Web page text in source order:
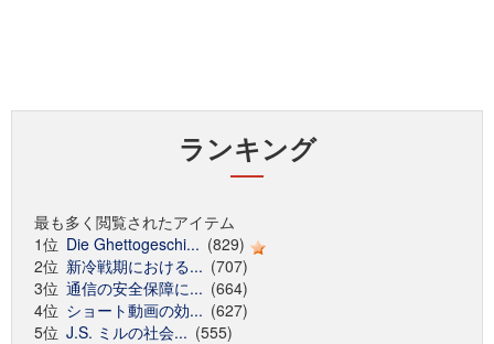
ランキング
最も多く閲覧されたアイテム
1位 Die Ghettogeschi... (829)
2位 新冷戦期における... (707)
3位 通信の安全保障に... (664)
4位 ショート動画の効... (627)
5位 J.S. ミルの社会... (555)